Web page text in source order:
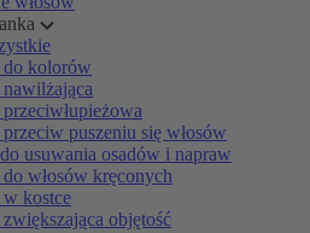
kolorów
puszeniu się włosów
usuwania osadów i napraw
włosów kręconych
kostce
objętość